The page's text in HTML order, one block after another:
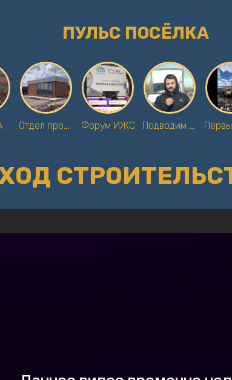
ПУЛЬС ПОСЁЛКА
Отдел продаж Форум ИЖС Подводим газ